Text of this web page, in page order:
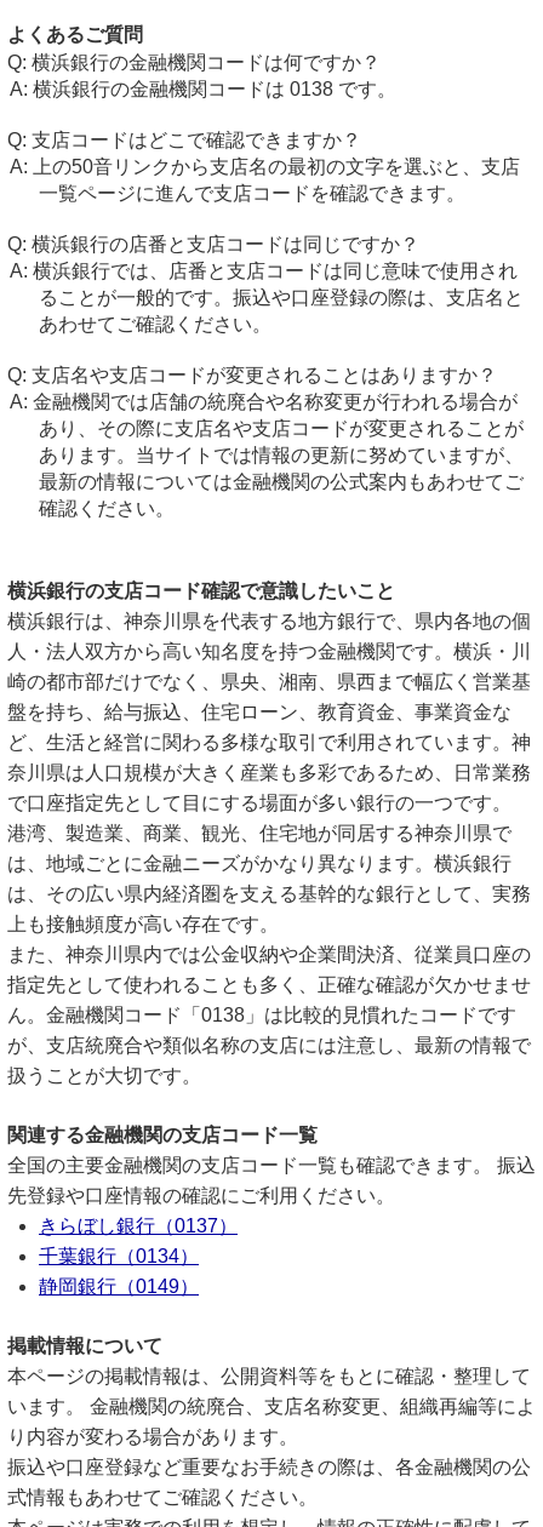
よくあるご質問
横浜銀行の金融機関コードは何ですか？
横浜銀行の金融機関コードは 0138 です。
支店コードはどこで確認できますか？
上の50音リンクから支店名の最初の文字を選ぶと、支店
一覧ページに進んで支店コードを確認できます。
横浜銀行の店番と支店コードは同じですか？
横浜銀行では、店番と支店コードは同じ意味で使用され
ることが一般的です。振込や口座登録の際は、支店名と
あわせてご確認ください。
支店名や支店コードが変更されることはありますか？
金融機関では店舗の統廃合や名称変更が行われる場合が
あり、その際に支店名や支店コードが変更されることが
あります。当サイトでは情報の更新に努めていますが、
最新の情報については金融機関の公式案内もあわせてご
確認ください。
横浜銀行の支店コード確認で意識したいこと
横浜銀行は、神奈川県を代表する地方銀行で、県内各地の個
人・法人双方から高い知名度を持つ金融機関です。横浜・川
崎の都市部だけでなく、県央、湘南、県西まで幅広く営業基
盤を持ち、給与振込、住宅ローン、教育資金、事業資金な
ど、生活と経営に関わる多様な取引で利用されています。神
奈川県は人口規模が大きく産業も多彩であるため、日常業務
で口座指定先として目にする場面が多い銀行の一つです。
港湾、製造業、商業、観光、住宅地が同居する神奈川県で
は、地域ごとに金融ニーズがかなり異なります。横浜銀行
は、その広い県内経済圏を支える基幹的な銀行として、実務
上も接触頻度が高い存在です。
また、神奈川県内では公金収納や企業間決済、従業員口座の
指定先として使われることも多く、正確な確認が欠かせませ
ん。金融機関コード「0138」は比較的見慣れたコードです
が、支店統廃合や類似名称の支店には注意し、最新の情報で
扱うことが大切です。
関連する金融機関の支店コード一覧
全国の主要金融機関の支店コード一覧も確認できます。 振込
先登録や口座情報の確認にご利用ください。
きらぼし銀行（0137）
千葉銀行（0134）
静岡銀行（0149）
掲載情報について
本ページの掲載情報は、公開資料等をもとに確認・整理して
います。 金融機関の統廃合、支店名称変更、組織再編等によ
り内容が変わる場合があります。
振込や口座登録など重要なお手続きの際は、各金融機関の公
式情報もあわせてご確認ください。